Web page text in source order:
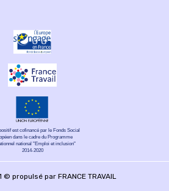
est cofinancé par le Fonds Social
dans le cadre du Programme
national "Emploi et inclusion"
2014-2020
propulsé par FRANCE TRAVAIL